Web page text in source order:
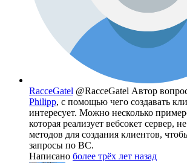
RacceGatel @RacceGatel Автор
Philipp, с помощью чего создавать
интересует. Можно несколько
которая реализует вебсокет сервер,
методов для создания клиентов,
запросы по ВС.
Написано более трёх лет назад